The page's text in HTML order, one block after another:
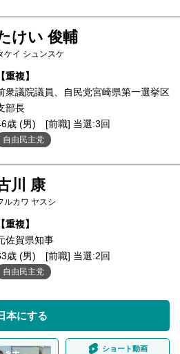
けい 俊輔
ケイ シュンスケ
【重複】
衆議院議員、自民党宮崎県第一選挙区
部長
歳 (男)
[前職] 当選:3回
自由民主党
川 康
ルカワ ヤスシ
【重複】
佐賀県知事
歳 (男)
[前職] 当選:2回
自由民主党
本にする
ショート動画